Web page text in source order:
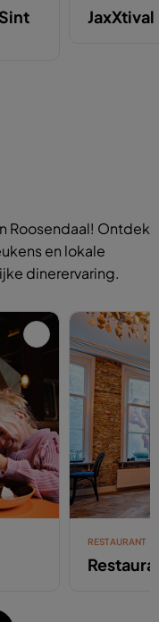
JaxXtival
Roosendaal! Ontdek
en lokale
dinerervaring.
RESTAURANT